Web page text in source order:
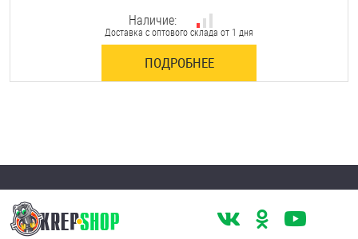
Наличие:
Доставка с оптового склада от 1 дня
ПОДРОБНЕЕ